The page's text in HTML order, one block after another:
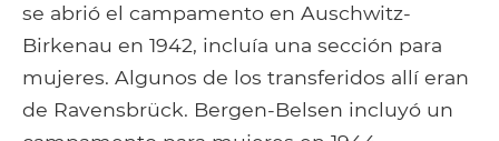
se abrió el campamento en Auschwitz-
Birkenau en 1942, incluía una sección para
mujeres. Algunos de los transferidos allí eran
de Ravensbrück. Bergen-Belsen incluyó un